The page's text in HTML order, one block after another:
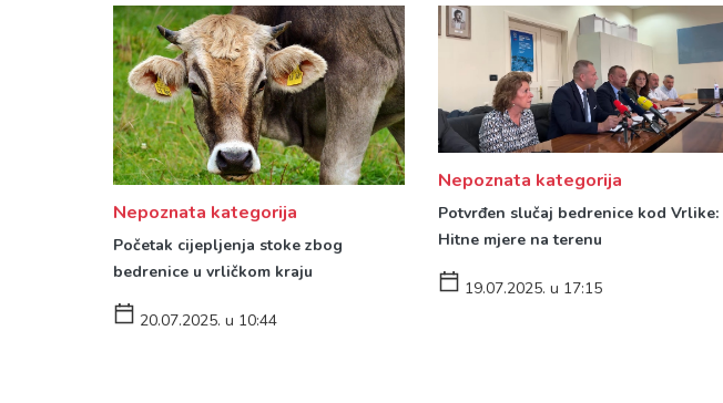
Nepoznata kategorija
Početak cijepljenja stoke zbog
bedrenice u vrličkom kraju
20.07.2025. u 10:44
Nepoznata kategorija
Potvrđen slučaj bedrenice kod Vrlike:
Hitne mjere na terenu
19.07.2025. u 17:15